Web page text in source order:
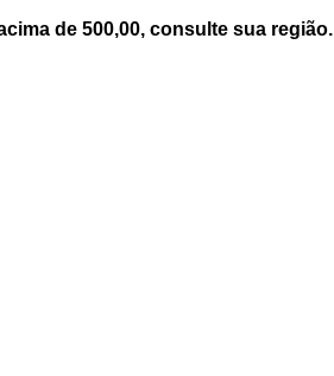
de 500,00, consulte sua região.